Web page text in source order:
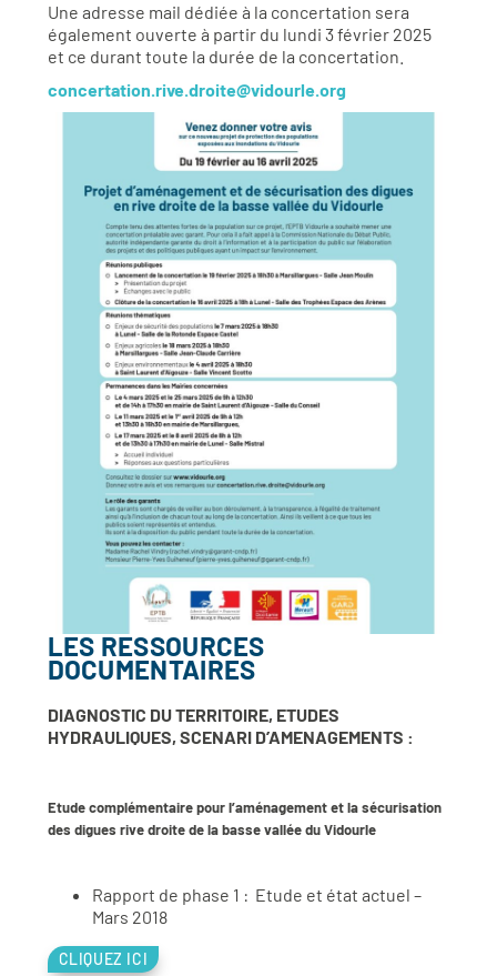
Une adresse mail dédiée à la concertation sera
également ouverte à partir du lundi 3 février 2025
et ce durant toute la durée de la concertation.
concertation.rive.droite@vidourle.org
LES RESSOURCES
DOCUMENTAIRES
DIAGNOSTIC DU TERRITOIRE, ETUDES
HYDRAULIQUES, SCENARI D’AMENAGEMENTS :
Etude complémentaire pour l’aménagement et la sécurisation
des digues rive droite de la basse vallée du Vidourle
Rapport de phase 1 : Etude et état actuel –
Mars 2018
CLIQUEZ ICI